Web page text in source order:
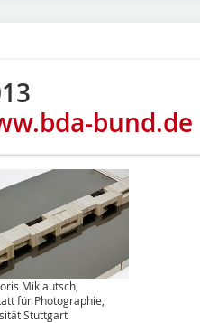
bund.de
Miklautsch,
für Photographie,
Stuttgart